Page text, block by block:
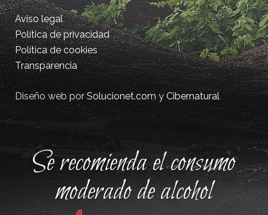
Aviso legal
Política de privacidad
Política de cookies
Transparencia
Diseño web porSolucionet.comyCibernatural
Se recomienda el consumo
moderado de alcohol